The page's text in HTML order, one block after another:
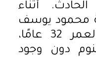
أثناء
محمود يوسف
محمود، البالغ من العمر 32 عامًا،
دون وجود